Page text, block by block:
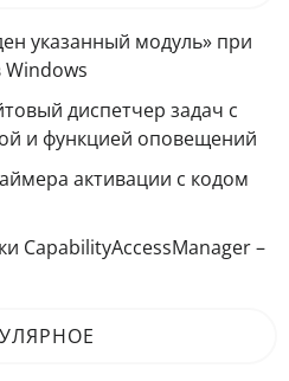
указанный модуль» при
Windows
диспетчер задач с
и функцией оповещений
активации с кодом
CapabilityAccessManager –